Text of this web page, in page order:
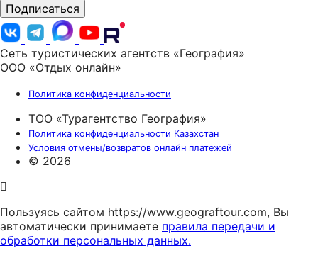
Подписаться
Сеть туристических агентств «География»
ООО «Отдых онлайн»
Политика конфиденциальности
ТОО «Турагентство География»
Политика конфиденциальности Казахстан
Условия отмены/возвратов онлайн платежей
© 2026
Пользуясь сайтом https://www.geograftour.com, Вы
автоматически принимаете правила передачи и
обработки персональных данных.